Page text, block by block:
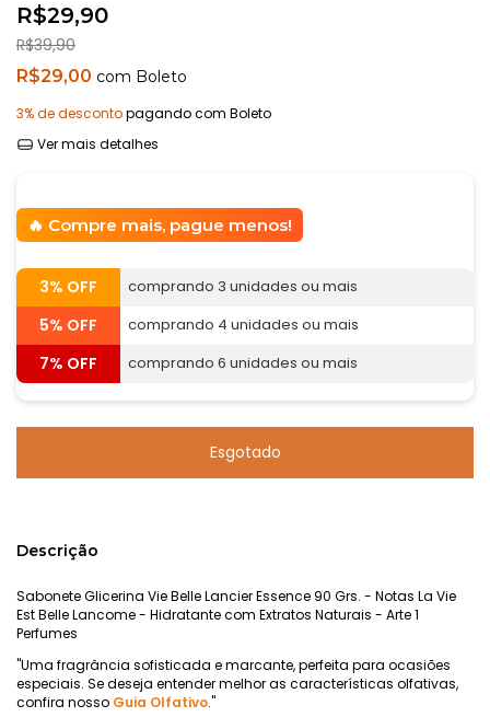
R$29,90
R$39,90
R$29,00 com Boleto
3% de descontopagando com Boleto
Ver mais detalhes
Compre mais, pague menos!
3% OFF comprando 3 unidades ou mais
5% OFF comprando 4 unidades ou mais
7% OFF comprando 6 unidades ou mais
Descrição
Sabonete Glicerina Vie Belle Lancier Essence 90 Grs. - Notas La Vie
Est Belle Lancome - Hidratante com Extratos Naturais - Arte 1
Perfumes
"Uma fragrância sofisticada e marcante, perfeita para ocasiões
especiais. Se deseja entender melhor as características olfativas,
confira nosso Guia Olfativo."